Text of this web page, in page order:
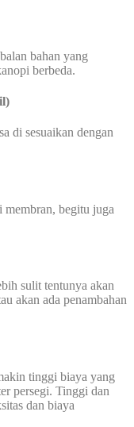
bahan yang
berbeda.
di sesuaikan dengan
begitu juga
sulit tentunya akan
akan ada penambahan
tinggi biaya yang
persegi. Tinggi dan
dan biaya